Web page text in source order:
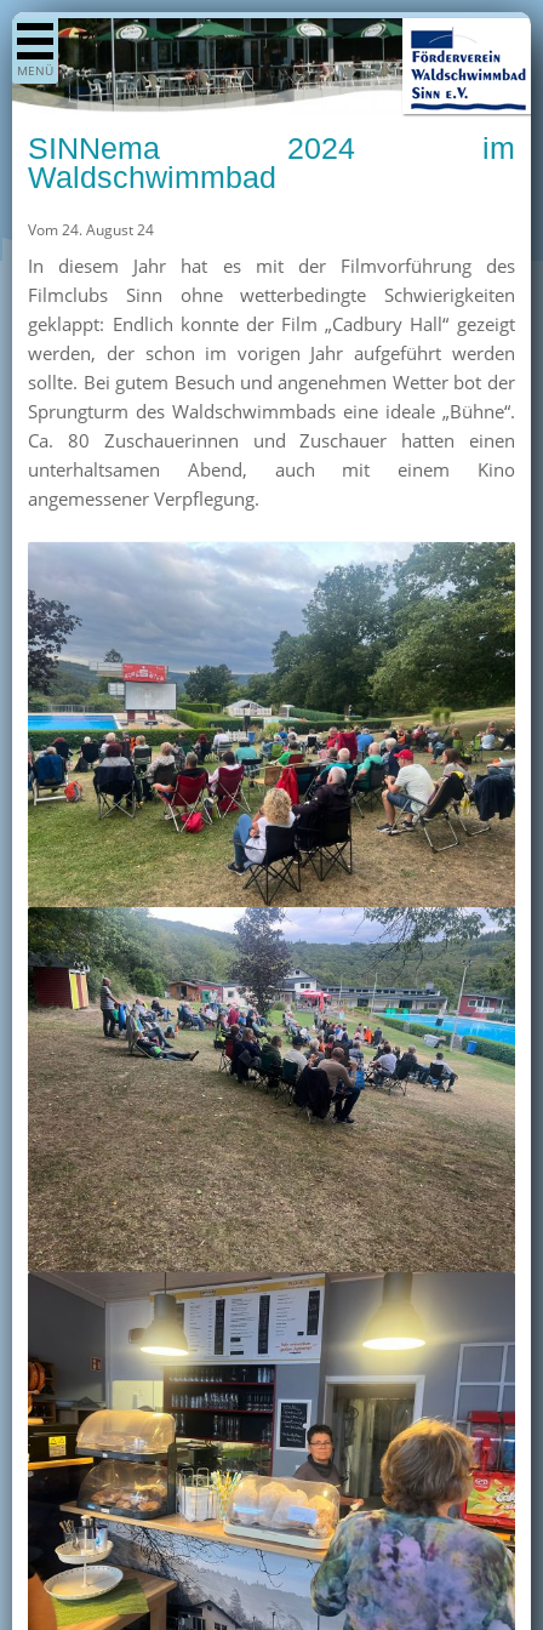
MENÜ
Shop
Aktuelles
Termine
/ Preise
Kurse
Unterstützer
Team
Mitglied werden
SINNema 2024 im
Waldschwimmbad
Vom 24. August 24
In diesem Jahr hat es mit der Filmvorführung des
Filmclubs Sinn ohne wetterbedingte Schwierigkeiten
geklappt: Endlich konnte der Film „Cadbury Hall“ gezeigt
werden, der schon im vorigen Jahr aufgeführt werden
sollte. Bei gutem Besuch und angenehmen Wetter bot der
Sprungturm des Waldschwimmbads eine ideale „Bühne“.
Ca. 80 Zuschauerinnen und Zuschauer hatten einen
unterhaltsamen Abend, auch mit einem Kino
angemessener Verpflegung.